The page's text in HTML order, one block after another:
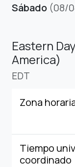
Sábado (08/
Eastern
America)
EDT
Zona
Tiempo
coordinado